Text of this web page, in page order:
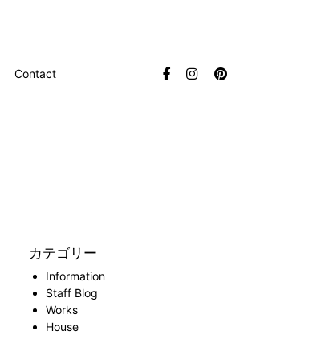
Contact
カテゴリー
Information
Staff Blog
Works
House